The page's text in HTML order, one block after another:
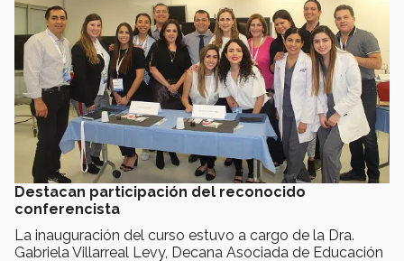
Destacan participación del reconocido
conferencista
La inauguración del curso estuvo a cargo de la Dra.
Gabriela Villarreal Levy, Decana Asociada de Educación